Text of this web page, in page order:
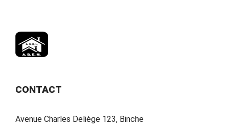
CONTACT
Avenue Charles Deliège 123, Binche